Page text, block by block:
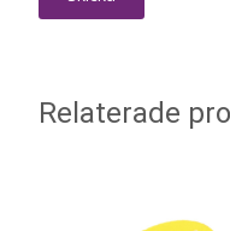
Relaterade